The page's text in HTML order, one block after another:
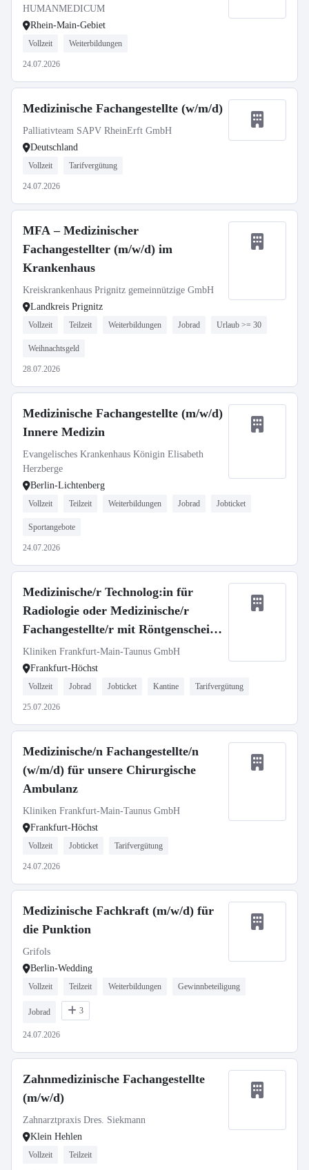
HUMANMEDICUM
Rhein-Main-Gebiet
Vollzeit Weiterbildungen
24.07.2026
Medizinische Fachangestellte (w/m/d)
Palliativteam SAPV RheinErft GmbH
Deutschland
Vollzeit Tarifvergütung
24.07.2026
MFA – Medizinischer
Fachangestellter (m/w/d) im
Krankenhaus
Kreiskrankenhaus Prignitz gemeinnützige GmbH
Landkreis Prignitz
Vollzeit Teilzeit Weiterbildungen Jobrad Urlaub >= 30
Weihnachtsgeld
28.07.2026
Medizinische Fachangestellte (m/w/d)
Innere Medizin
Evangelisches Krankenhaus Königin Elisabeth
Herzberge
Berlin-Lichtenberg
Vollzeit Teilzeit Weiterbildungen Jobrad Jobticket
Sportangebote
24.07.2026
Medizinische/r Technolog:in für
Radiologie oder Medizinische/r
Fachangestellte/r mit Röntgenschein
(m/w/d)
Kliniken Frankfurt-Main-Taunus GmbH
Frankfurt-Höchst
Vollzeit Jobrad Jobticket Kantine Tarifvergütung
25.07.2026
Medizinische/n Fachangestellte/n
(w/m/d) für unsere Chirurgische
Ambulanz
Kliniken Frankfurt-Main-Taunus GmbH
Frankfurt-Höchst
Vollzeit Jobticket Tarifvergütung
24.07.2026
Medizinische Fachkraft (m/w/d) für
die Punktion
Grifols
Berlin-Wedding
Vollzeit Teilzeit Weiterbildungen Gewinnbeteiligung
Jobrad 3
24.07.2026
Zahnmedizinische Fachangestellte
(m/w/d)
Zahnarztpraxis Dres. Siekmann
Klein Hehlen
Vollzeit Teilzeit